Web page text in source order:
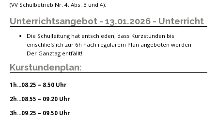
(VV Schulbetrieb Nr. 4, Abs. 3 und 4).
Unterrichtsangebot - 13.01.2026 - Unterricht
Die Schulleitung hat entschieden, dass Kurzstunden bis
einschließlich zur 6h nach regulärem Plan angeboten werden.
Der Ganztag entfällt!
Kurstundenplan:
1h...08.25 – 8.50 Uhr
2h...08.55 – 09.20 Uhr
3h...09.25 – 09.50 Uhr